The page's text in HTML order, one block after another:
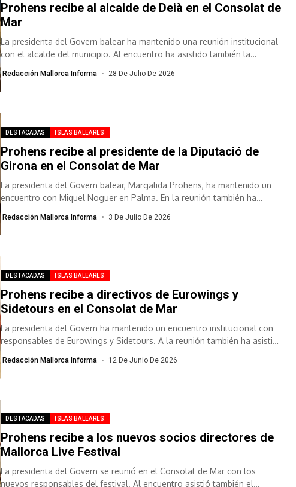
Prohens recibe al alcalde de Deià en el Consolat de
Mar
La presidenta del Govern balear ha mantenido una reunión institucional
con el alcalde del municipio. Al encuentro ha asistido también la
Redacción Mallorca Informa 28 De Julio De 2026
DESTACADAS ISLAS BALEARES
Prohens recibe al presidente de la Diputació de
Girona en el Consolat de Mar
La presidenta del Govern balear, Margalida Prohens, ha mantenido un
encuentro con Miquel Noguer en Palma. En la reunión también ha
Redacción Mallorca Informa 3 De Julio De 2026
DESTACADAS ISLAS BALEARES
Prohens recibe a directivos de Eurowings y
Sidetours en el Consolat de Mar
La presidenta del Govern ha mantenido un encuentro institucional con
responsables de Eurowings y Sidetours. A la reunión también ha asistido
Redacción Mallorca Informa 12 De Junio De 2026
DESTACADAS ISLAS BALEARES
Prohens recibe a los nuevos socios directores de
Mallorca Live Festival
La presidenta del Govern se reunió en el Consolat de Mar con los
nuevos responsables del festival. Al encuentro asistió también el